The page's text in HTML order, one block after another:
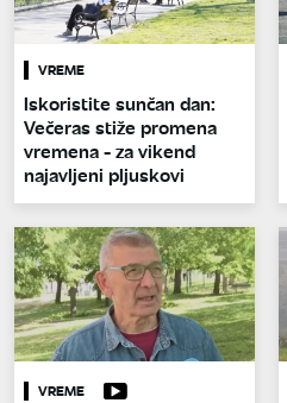
VREME
Iskoristite sunčan dan:
Večeras stiže promena
vremena - za vikend
najavljeni pljuskovi
VREME